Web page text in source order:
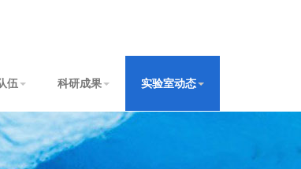
伍 科研成果 实验室动态